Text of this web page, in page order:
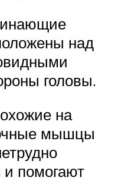
над
головы.
на
мышцы
и помогают